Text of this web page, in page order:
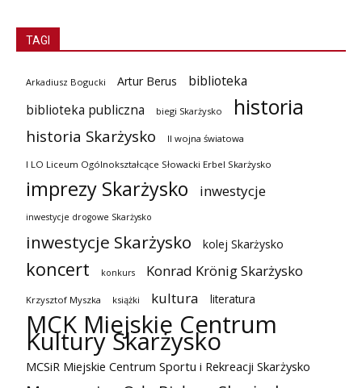
TAGI
Arkadiusz Bogucki Artur Berus
biblioteka
biblioteka publiczna
biegi Skarżysko historia
historia Skarżysko II wojna światowa
I LO Liceum Ogólnokształcące Słowacki Erbel Skarżysko
imprezy Skarżysko inwestycje
inwestycje drogowe Skarżysko
inwestycje Skarżysko kolej Skarżysko
koncert konkurs Konrad Krönig Skarżysko
Krzysztof Myszka książki kultura literatura
MCK Miejskie Centrum
Kultury Skarżysko
MCSiR Miejskie Centrum Sportu i Rekreacji Skarżysko